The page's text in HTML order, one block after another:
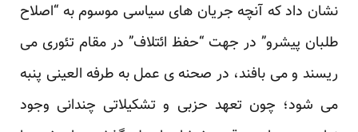
نشان داد که آنچه جریان های سیاسی موسوم به “اصلاح
طلبان ‏پیشرو” در جهت “حفظ ائتلاف” در مقام تئوری می
ریسند و می بافند، در صحنه ی عمل به طرفه العینی پنبه
‏می شود؛ چون تعهد حزبی و تشکیلاتی چندانی وجود